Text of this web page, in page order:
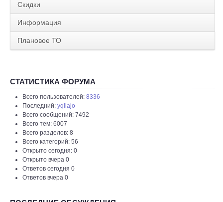
Скидки
Информация
Плановое ТО
СТАТИСТИКА ФОРУМА
Всего пользователей: 8336
Последний: yqilajo
Всего сообщений: 7492
Всего тем: 6007
Всего разделов: 8
Всего категорий: 56
Открыто сегодня: 0
Открыто вчера 0
Ответов сегодня 0
Ответов вчера 0